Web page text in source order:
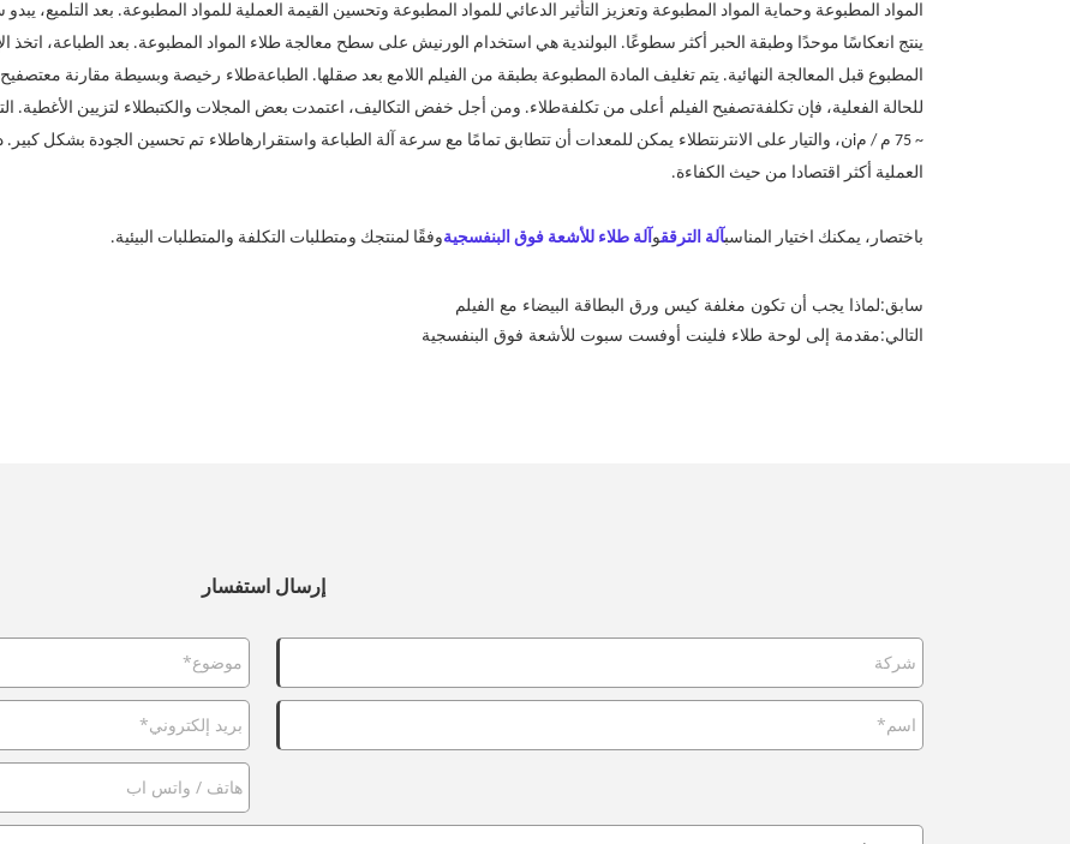
المواد المطبوعة وحماية المواد المطبوعة وتعزيز التأثير الدعائي للمواد المطبوعة وتحسين القيمة العملية للمواد المطبوعة. بعد
ينتج انعكاسًا موحدًا وطبقة الحبر أكثر سطوعًا. البولندية هي استخدام الورنيش على سطح معالجة طلاء المواد المطبوعة. بعد الطباعة، اتخذ
المطبوع قبل المعالجة النهائية. يتم تغليف المادة المطبوعة بطبقة من الفيلم اللامع بعد صقلها. الطباعةطلاء رخيصة وبسيطة مقارنة معتصفيح
للحالة الفعلية، فإن تكلفةتصفيح الفيلم أعلى من تكلفةطلاء. ومن أجل خفض التكاليف، اعتمدت بعض المجلات والكتبطلاء لتزيين الأغطية. ال
~ 75 م / م
iن، والتيار على الانترنتطلاء يمكن للمعدات أن تتطابق تمامًا مع سرعة آلة الطباعة واستقرارهاطلاء تم تحسين الجودة بشكل كبير.
العملية أكثر اقتصادا من حيث الكفاءة.
باختصار، يمكنك اختيار المناسبآلة الترققو آلة طلاء للأشعة فوق البنفسجيةوفقًا لمنتجك ومتطلبات التكلفة والمتطلبات البيئية.
سابق:لماذا يجب أن تكون مغلفة كيس ورق البطاقة البيضاء مع الفيلم
التالي:مقدمة إلى لوحة طلاء فلينت أوفست سبوت للأشعة فوق البنفسجية
إرسال استفسار